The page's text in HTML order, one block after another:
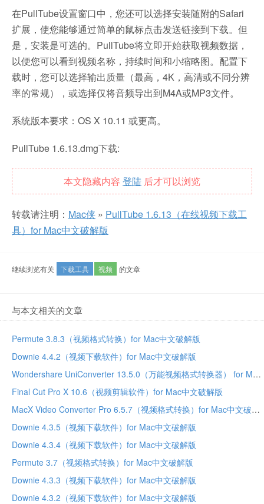
在PullTube设置窗口中，您还可以选择安装随附的Safari
扩展，使您能够通过简单的鼠标点击发送链接到下载。但
是，安装是可选的。PullTube将立即开始获取视频数据，
以便您可以看到视频名称，持续时间和小缩略图。配置下
载时，您可以选择输出质量（最高，4K，高清或不同分辨
率的常规），或选择仅将音频导出到M4A或MP3文件。
系统版本要求：OS X 10.11 或更高。
PullTube 1.6.13.dmg下载:
本文隐藏内容 登陆 后才可以浏览
转载请注明： Mac侠 » PullTube 1.6.13（在线视频下载工
具）for Mac中文破解版
继续浏览有关 下载工具 视频 的文章
与本文相关的文章
Permute 3.8.3（视频格式转换）for Mac中文破解版
Downie 4.4.2（视频下载软件）for Mac中文破解版
Wondershare UniConverter 13.5.0（万能视频格式转换器） for Mac中文破解版
Final Cut Pro X 10.6（视频剪辑软件）for Mac中文破解版
MacX Video Converter Pro 6.5.7（视频格式转换）for Mac中文破解版
Downie 4.3.5（视频下载软件）for Mac中文破解版
Downie 4.3.4（视频下载软件）for Mac中文破解版
Permute 3.7（视频格式转换）for Mac中文破解版
Downie 4.3.3（视频下载软件）for Mac中文破解版
Downie 4.3.2（视频下载软件）for Mac中文破解版